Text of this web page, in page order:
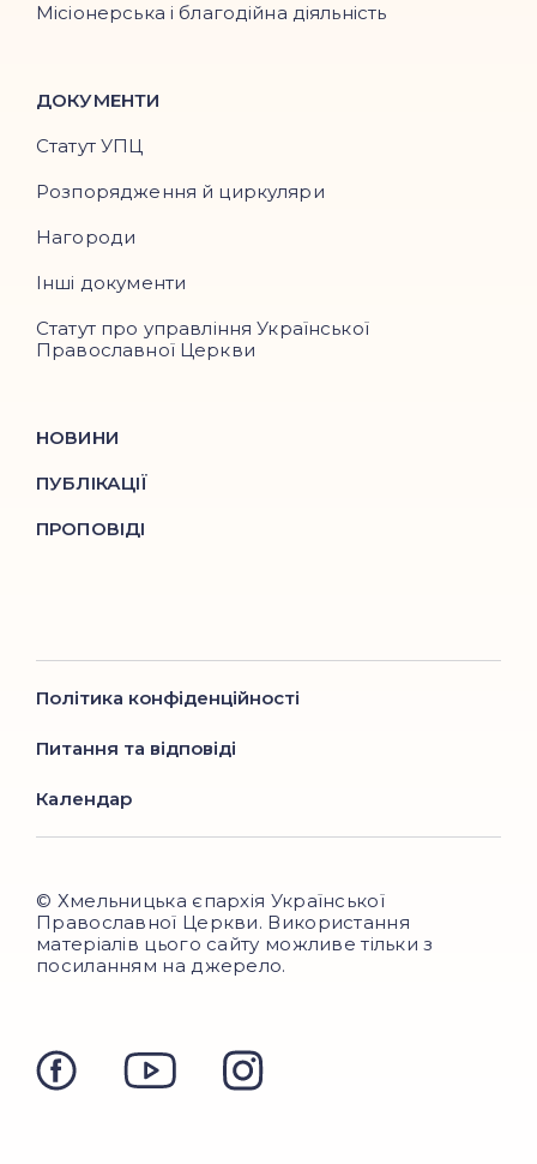
Місіонерська і благодійна діяльність
ДОКУМЕНТИ
Статут УПЦ
Розпорядження й циркуляри
Нагороди
Інші документи
Статут про управління Української
Православної Церкви
НОВИНИ
ПУБЛІКАЦІЇ
ПРОПОВІДІ
Політика конфіденційності
Питання та відповіді
Календар
© Хмельницька єпархія Української
Православної Церкви. Використання
матеріалів цього сайту можливе тільки з
посиланням на джерело.